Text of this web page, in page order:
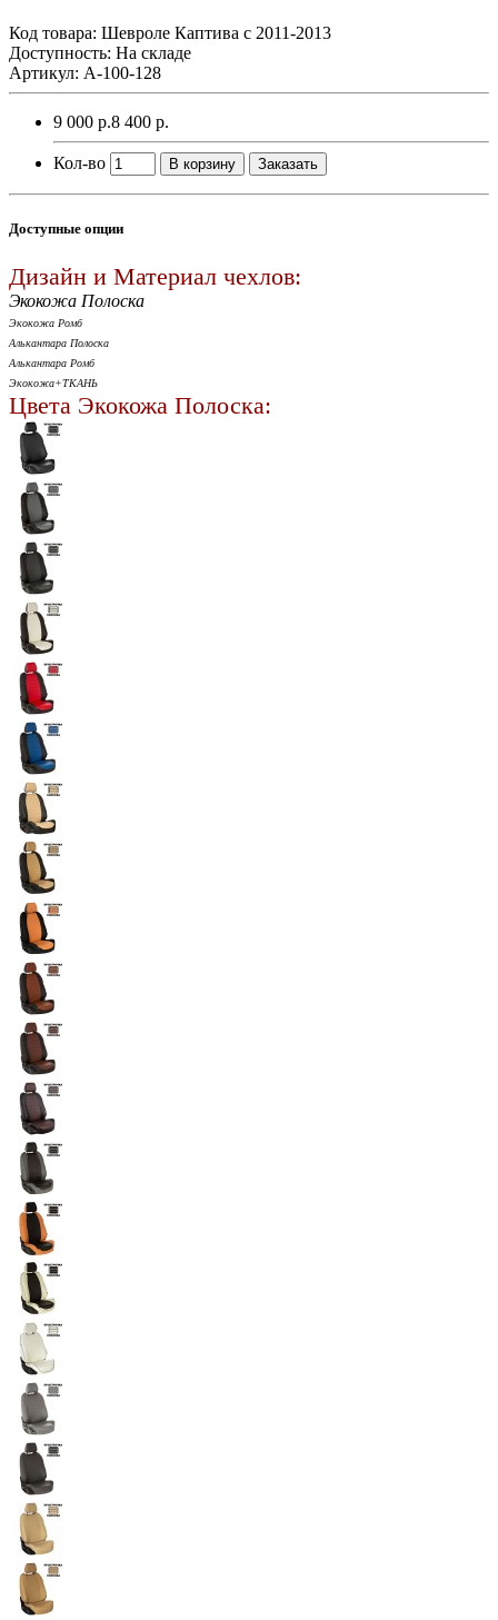
Код товара: Шевроле Каптива с 2011-2013
Доступность: На складе
Артикул: A-100-128
9 000 р.8 400 р.
Кол-во В корзину Заказать
Доступные опции
Дизайн и Материал чехлов:
Экокожа Полоска
Экокожа Ромб
Алькантара Полоска
Алькантара Ромб
Экокожа+ТКАНЬ
Цвета Экокожа Полоска: